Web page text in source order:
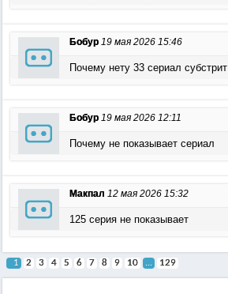
Бобур 19 мая 2026 15:46
Почему нету 33 сериал субстрит
Бобур 19 мая 2026 12:11
Почему не показывает сериал
Макпал 12 мая 2026 15:32
125 серия не показывает
1 2 3 4 5 6 7 8 9 10 ... 129